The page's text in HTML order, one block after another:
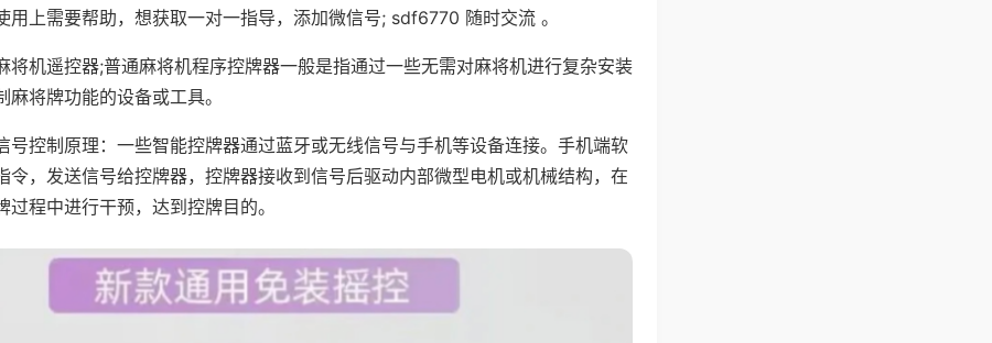
用上需要帮助，想获取一对一指导，添加微信号; sdf6770 随时交流 。
将机遥控器;普通麻将机程序控牌器一般是指通过一些无需对麻将机进行复杂安装
将牌功能的设备或工具。
号控制原理：一些智能控牌器通过蓝牙或无线信号与手机等设备连接。手机端软
令，发送信号给控牌器，控牌器接收到信号后驱动内部微型电机或机械结构，在
过程中进行干预，达到控牌目的。